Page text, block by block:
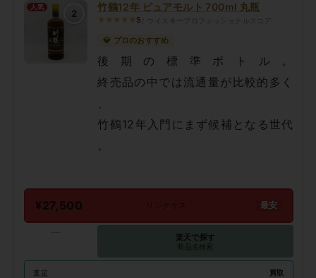
2
人気 竹鶴12年 ピュアモルト 700ml 丸瓶
★★★★★ 5
💎 プロのおすすめ
後期の標準ボトル。
終売品の中では流通量が比較的多く
、
竹鶴12年入門にまず候補となる世代
。
¥27,500 リンクサス 最安
楽天で探す
商品名検索
査定 買取